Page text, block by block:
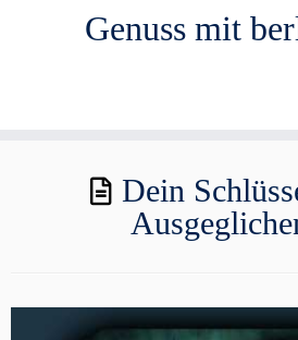
Genuss mit
Dein